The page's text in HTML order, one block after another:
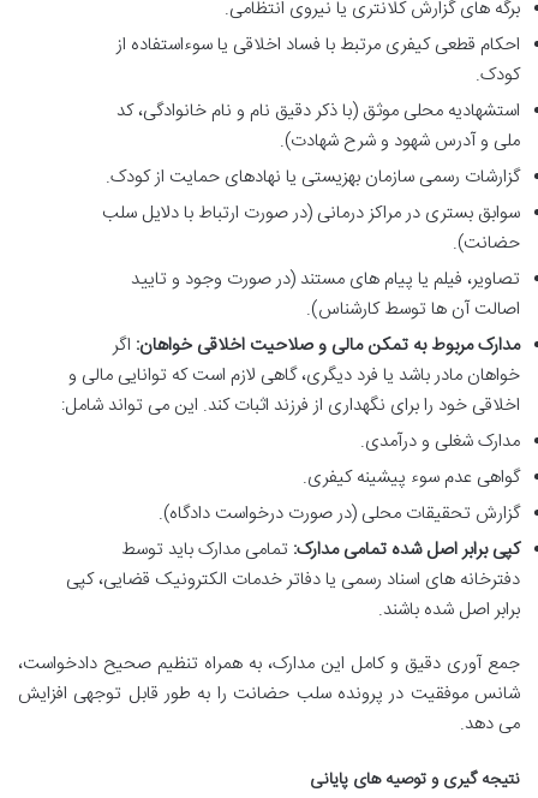
برگه های گزارش کلانتری یا نیروی انتظامی.
احکام قطعی کیفری مرتبط با فساد اخلاقی یا سوءاستفاده از
کودک.
استشهادیه محلی موثق (با ذکر دقیق نام و نام خانوادگی، کد
ملی و آدرس شهود و شرح شهادت).
گزارشات رسمی سازمان بهزیستی یا نهادهای حمایت از کودک.
سوابق بستری در مراکز درمانی (در صورت ارتباط با دلایل سلب
حضانت).
تصاویر، فیلم یا پیام های مستند (در صورت وجود و تایید
اصالت آن ها توسط کارشناس).
مدارک مربوط به تمکن مالی و صلاحیت اخلاقی خواهان: اگر
خواهان مادر باشد یا فرد دیگری، گاهی لازم است که توانایی مالی و
اخلاقی خود را برای نگهداری از فرزند اثبات کند. این می تواند شامل:
مدارک شغلی و درآمدی.
گواهی عدم سوء پیشینه کیفری.
گزارش تحقیقات محلی (در صورت درخواست دادگاه).
کپی برابر اصل شده تمامی مدارک: تمامی مدارک باید توسط
دفترخانه های اسناد رسمی یا دفاتر خدمات الکترونیک قضایی، کپی
برابر اصل شده باشند.
جمع آوری دقیق و کامل این مدارک، به همراه تنظیم صحیح دادخواست،
شانس موفقیت در پرونده سلب حضانت را به طور قابل توجهی افزایش
می دهد.
نتیجه گیری و توصیه های پایانی